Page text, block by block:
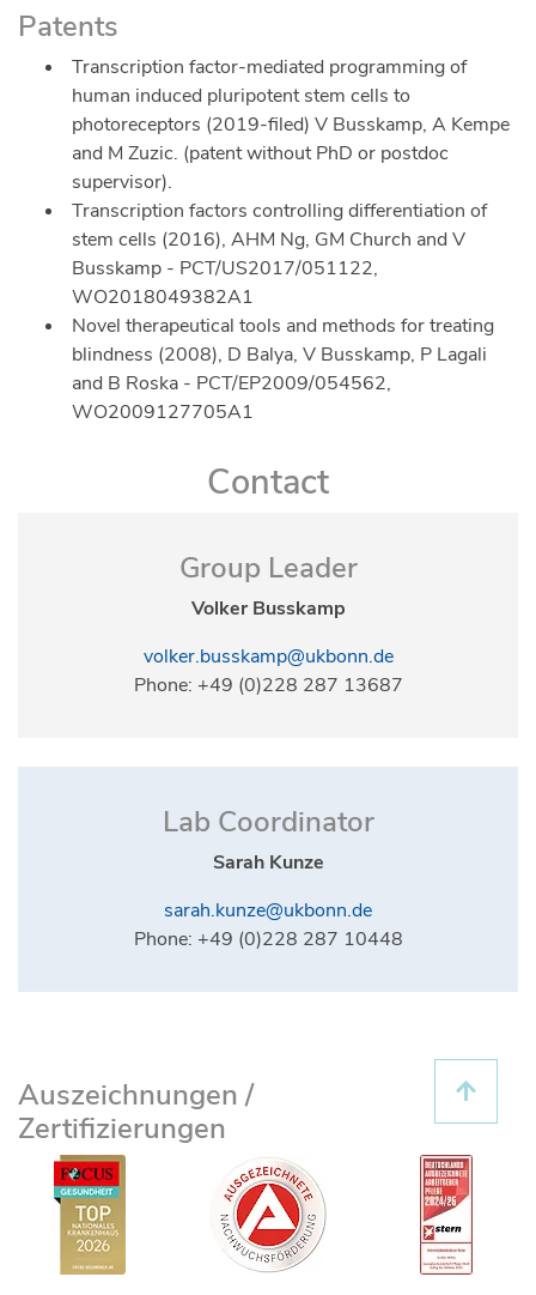
Patents
Transcription factor-mediated programming of
human induced pluripotent stem cells to
photoreceptors (2019-filed) V Busskamp, A Kempe
and M Zuzic. (patent without PhD or postdoc
supervisor).
Transcription factors controlling differentiation of
stem cells (2016), AHM Ng, GM Church and V
Busskamp - PCT/US2017/051122,
WO2018049382A1
Novel therapeutical tools and methods for treating
blindness (2008), D Balya, V Busskamp, P Lagali
and B Roska - PCT/EP2009/054562,
WO2009127705A1
Contact
Group Leader
Volker Busskamp
volker.busskamp@ukbonn.de
Phone: +49 (0)228 287 13687
Lab Coordinator
Sarah Kunze
sarah.kunze@ukbonn.de
Phone: +49 (0)228 287 10448
Auszeichnungen /
Zertifizierungen